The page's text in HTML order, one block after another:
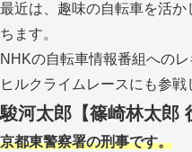
最近は、趣味の自転車を活
ちます。
NHKの自転車情報番組への
ヒルクライムレースにも参戦
駿河太郎【篠崎林太郎
京都東警察署の刑事です。